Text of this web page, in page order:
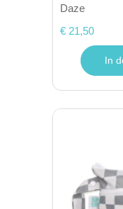
Daze
€ 21,50
In